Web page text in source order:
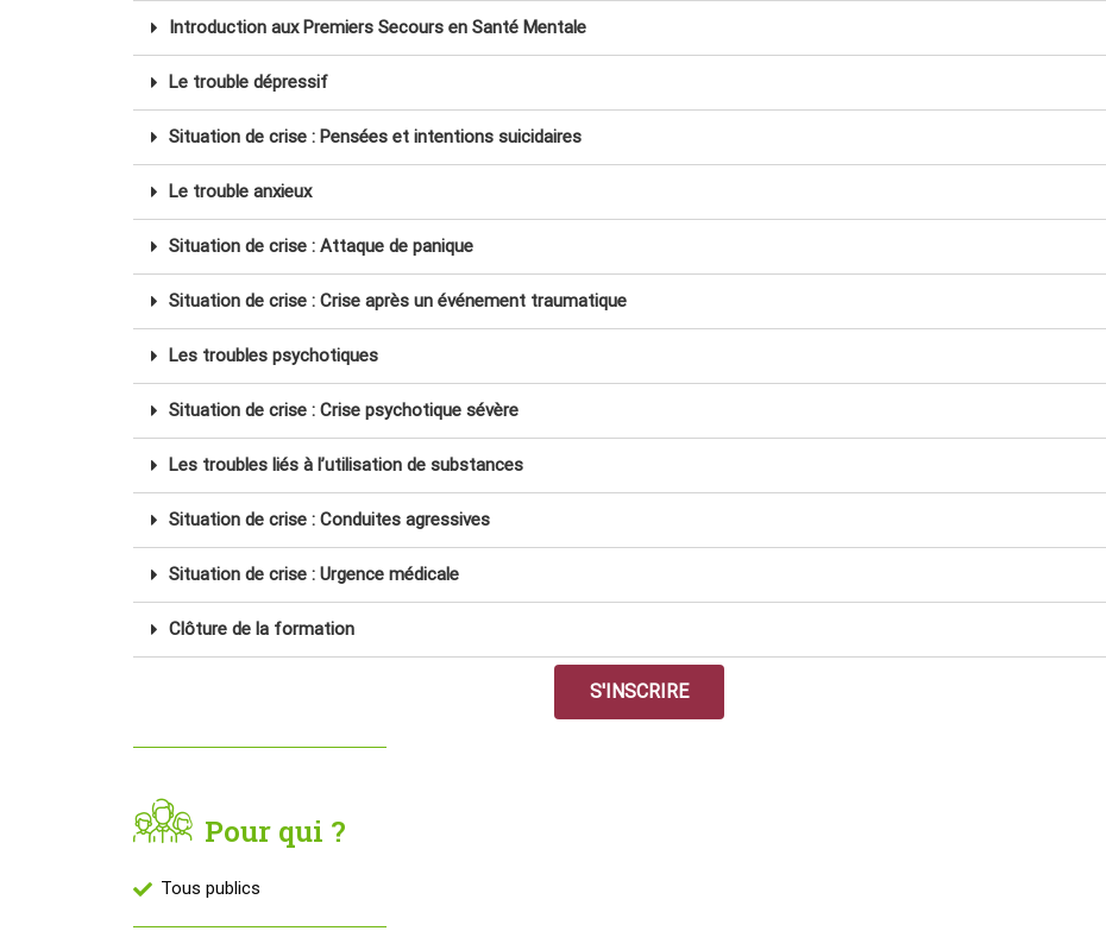
Introduction aux Premiers Secours en Santé Mentale
Le trouble dépressif
Situation de crise : Pensées et intentions suicidaires
Le trouble anxieux
Situation de crise : Attaque de panique
Situation de crise : Crise après un événement traumatique
Les troubles psychotiques
Situation de crise : Crise psychotique sévère
Les troubles liés à l’utilisation de substances
Situation de crise : Conduites agressives
Situation de crise : Urgence médicale
Clôture de la formation
S'INSCRIRE
Pour qui ?
Tous publics